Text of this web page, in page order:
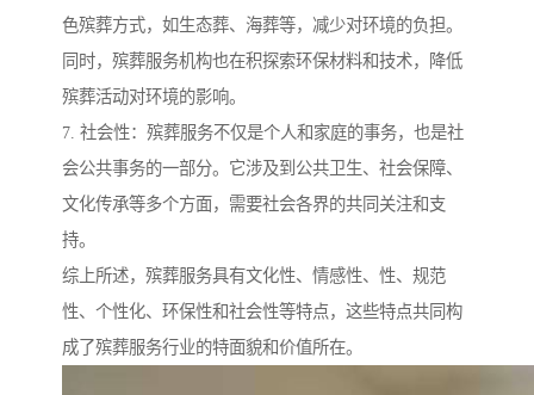
色殡葬方式，如生态葬、海葬等，减少对环境的负担。
同时，殡葬服务机构也在积探索环保材料和技术，降低
殡葬活动对环境的影响。
7. 社会性：殡葬服务不仅是个人和家庭的事务，也是社
会公共事务的一部分。它涉及到公共卫生、社会保障、
文化传承等多个方面，需要社会各界的共同关注和支
持。
综上所述，殡葬服务具有文化性、情感性、性、规范
性、个性化、环保性和社会性等特点，这些特点共同构
成了殡葬服务行业的特面貌和价值所在。